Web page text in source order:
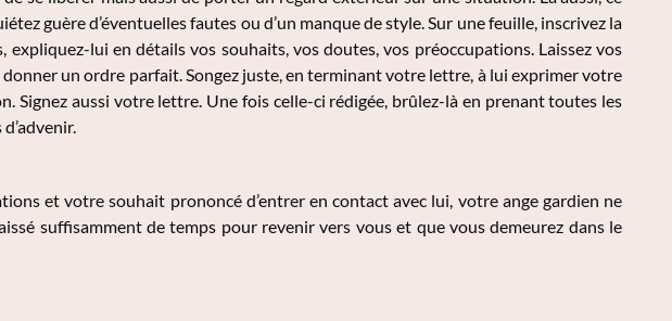
guère d’éventuelles fautes ou d’un manque de style. Sur une feuille, inscrivez la
lui en détails vos souhaits, vos doutes, vos préoccupations. Laissez vos
donner un ordre parfait. Songez juste, en terminant votre lettre, à lui exprimer votre
Signez aussi votre lettre. Une fois celle-ci rédigée, brûlez-là en prenant toutes les
et votre souhait prononcé d’entrer en contact avec lui, votre ange gardien ne
suffisamment de temps pour revenir vers vous et que vous demeurez dans le